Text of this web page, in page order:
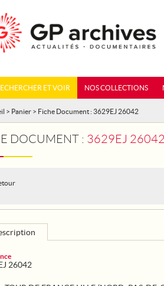
ET VOIR NOS COLLECTIONS
> Panier > Fiche Document : 3629EJ 26042
DOCUMENT : 3629EJ 26042
26042